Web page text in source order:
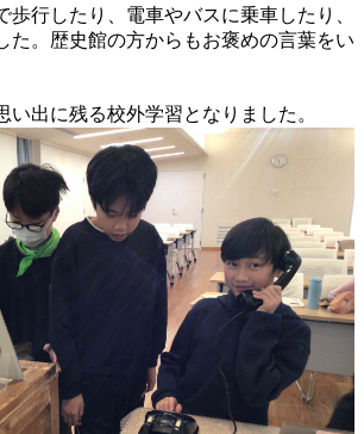
歩行したり、電車やバスに乗車したり、
た。歴史館の方からもお褒めの言葉をい
い出に残る校外学習となりました。